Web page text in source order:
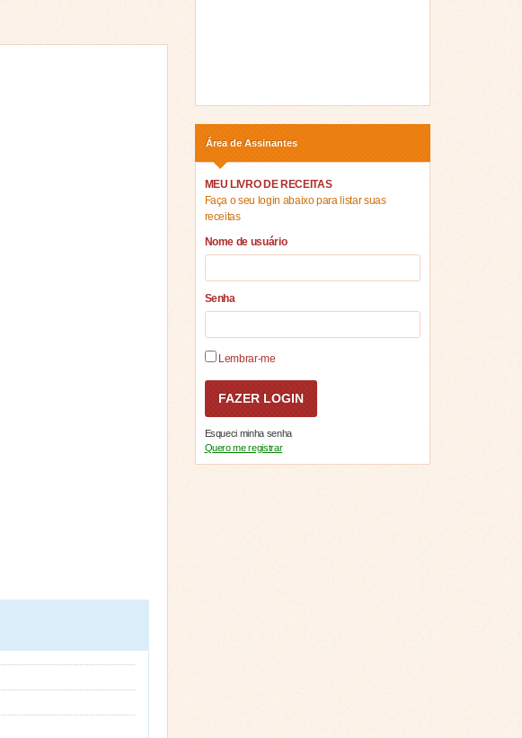
Área de Assinantes
MEU LIVRO DE RECEITAS
Faça o seu login abaixo para listar suas
receitas
Nome de usuário
Senha
Lembrar-me
Esqueci minha senha
Quero me registrar